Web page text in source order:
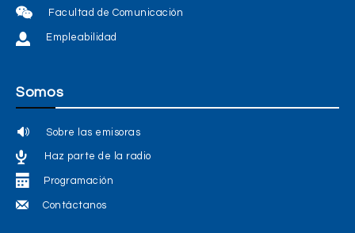
Facultad de Comunicación
Empleabilidad
Somos
Sobre las emisoras
Haz parte de la radio
Programación
Contáctanos